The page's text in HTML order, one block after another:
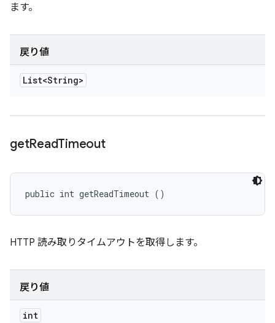
ます。
戻り値
List<String>
getReadTimeout
public int getReadTimeout ()
HTTP 読み取りタイムアウトを取得します。
戻り値
int